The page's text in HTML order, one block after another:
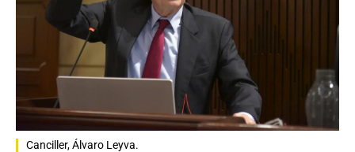
Canciller, Álvaro Leyva.